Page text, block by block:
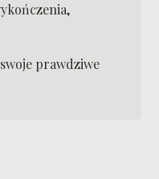
prawdziwe